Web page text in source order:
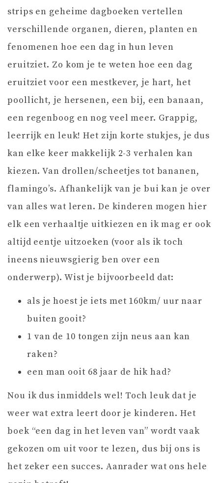
strips en geheime dagboeken vertellen
verschillende organen, dieren, planten en
fenomenen hoe een dag in hun leven
eruitziet. Zo kom je te weten hoe een dag
eruitziet voor een mestkever, je hart, het
poollicht, je hersenen, een bij, een banaan,
een regenboog en nog veel meer. Grappig,
leerrijk en leuk! Het zijn korte stukjes, je dus
kan elke keer makkelijk 2-3 verhalen kan
kiezen. Van drollen/scheetjes tot bananen,
flamingo’s. Afhankelijk van je bui kan je over
van alles wat leren. De kinderen mogen hier
elk een verhaaltje uitkiezen en ik mag er ook
altijd eentje uitzoeken (voor als ik toch
ineens nieuwsgierig ben over een
onderwerp). Wist je bijvoorbeeld dat:
als je hoest je iets met 160km/ uur naar
buiten gooit?
1 van de 10 tongen zijn neus aan kan
raken?
een man ooit 68 jaar de hik had?
Nou ik dus inmiddels wel! Toch leuk dat je
weer wat extra leert door je kinderen. Het
boek “een dag in het leven van” wordt vaak
gekozen om uit voor te lezen, dus bij ons is
het zeker een succes. Aanrader wat ons hele